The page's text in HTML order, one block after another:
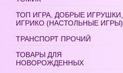
ТОП ИГРА, ДОБРЫЕ ИГРУШКИ,
ИГРИКО (НАСТОЛЬНЫЕ ИГРЫ)
ТРАНСПОРТ ПРОЧИЙ
ТОВАРЫ ДЛЯ
НОВОРОЖДЕННЫХ